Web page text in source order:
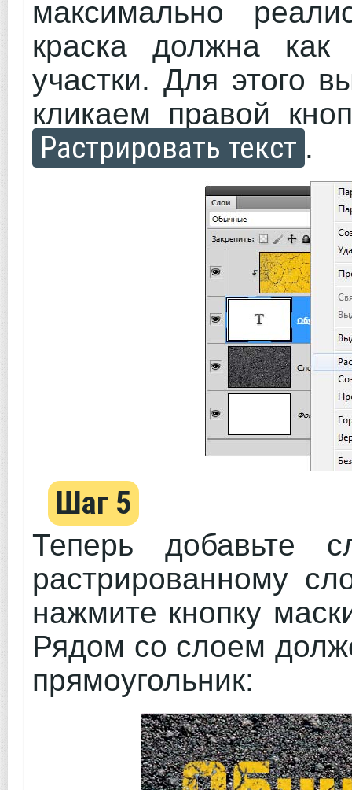
максимально
краска должна
участки. Для этого
кликаем правой
Растрировать текст .
Шаг 5
Теперь добавьте
растрированному
нажмите кнопку
Рядом со слоем
прямоугольник: